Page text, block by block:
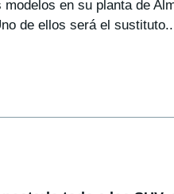
en su planta de
de ellos será el